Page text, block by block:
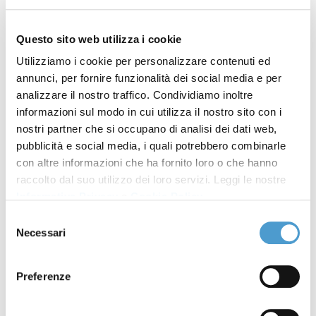
Questo sito web utilizza i cookie
Utilizziamo i cookie per personalizzare contenuti ed
annunci, per fornire funzionalità dei social media e per
analizzare il nostro traffico. Condividiamo inoltre
informazioni sul modo in cui utilizza il nostro sito con i
nostri partner che si occupano di analisi dei dati web,
pubblicità e social media, i quali potrebbero combinarle
con altre informazioni che ha fornito loro o che hanno
raccolto dal suo utilizzo dei loro servizi. Leggi le nostre
delNecessari
Preferenze
arteriosa (non invasivo e gratuito presso il medico di
famiglia, i servizi infermieristici o le farmacie),
soprattutto per le persone con precedenti familiari
di ipertensione o malattie cerebrocardiovascolari o
renali.
Prevenzione
farmacologico) è consigliato un regolare esercizio
un’alimentazione ricca di frutta e verdura, riducendo